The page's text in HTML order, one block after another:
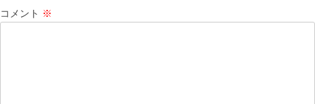
コメント ※